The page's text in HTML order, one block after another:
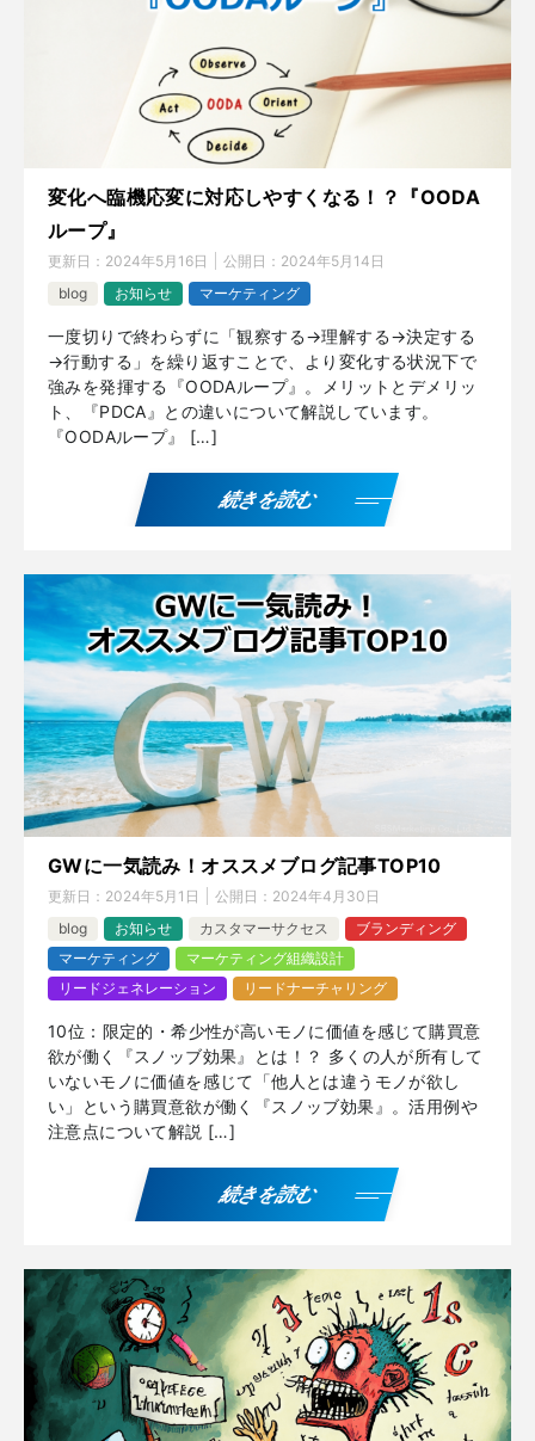
変化へ臨機応変に対応しやすくなる！？『OODA
ループ』
更新日： 2024年5月16日 公開日： 2024年5月14日
blog
お知らせ マーケティング
一度切りで終わらずに「観察する→理解する→決定する
→行動する」を繰り返すことで、より変化する状況下で
強みを発揮する『OODAループ』。メリットとデメリッ
ト、『PDCA』との違いについて解説しています。
『OODAループ』 […]
続きを読む
GWに一気読み！オススメブログ記事TOP10
更新日： 2024年5月1日 公開日： 2024年4月30日
blog
お知らせ カスタマーサクセス
ブランディング
マーケティング
マーケティング組織設計
リードジェネレーション
リードナーチャリング
10位：限定的・希少性が高いモノに価値を感じて購買意
欲が働く『スノッブ効果』とは！？ 多くの人が所有して
いないモノに価値を感じて「他人とは違うモノが欲し
い」という購買意欲が働く『スノッブ効果』。活用例や
注意点について解説 […]
続きを読む